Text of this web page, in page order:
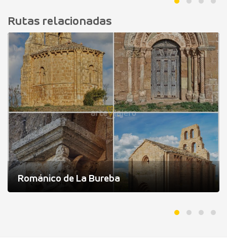
Rutas relacionadas
Románico de La Bureba